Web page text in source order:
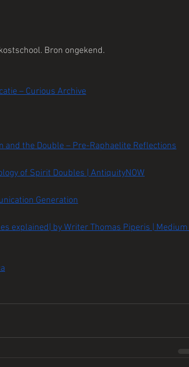
Bron ongekend.
– Curious Archive
and the Double – Pre-Raphaelite Reflections
of Spirit Doubles | AntiquityNOW
Generation
explained| by Writer Thomas Piperis | Medium |